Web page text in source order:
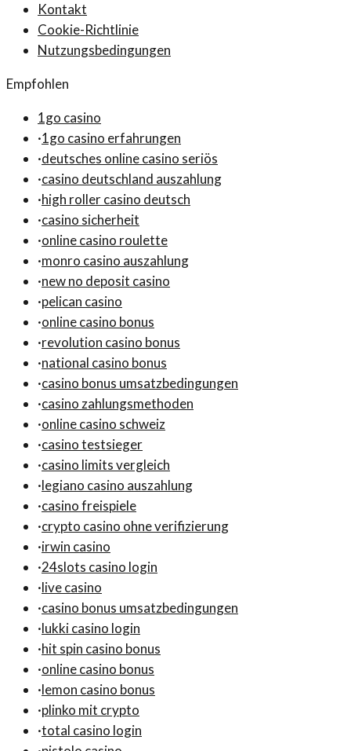
Kontakt
Cookie-Richtlinie
Nutzungsbedingungen
Empfohlen
1go casino
·1go casino erfahrungen
·deutsches online casino seriös
·casino deutschland auszahlung
·high roller casino deutsch
·casino sicherheit
·online casino roulette
·monro casino auszahlung
·new no deposit casino
·pelican casino
·online casino bonus
·revolution casino bonus
·national casino bonus
·casino bonus umsatzbedingungen
·casino zahlungsmethoden
·online casino schweiz
·casino testsieger
·casino limits vergleich
·legiano casino auszahlung
·casino freispiele
·crypto casino ohne verifizierung
·irwin casino
·24slots casino login
·live casino
·casino bonus umsatzbedingungen
·lukki casino login
·hit spin casino bonus
·online casino bonus
·lemon casino bonus
·plinko mit crypto
·total casino login